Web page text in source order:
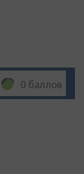
0 баллов